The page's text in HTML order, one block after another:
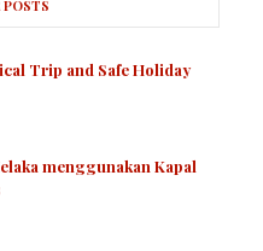
POSTS
Trip and Safe Holiday
menggunakan Kapal